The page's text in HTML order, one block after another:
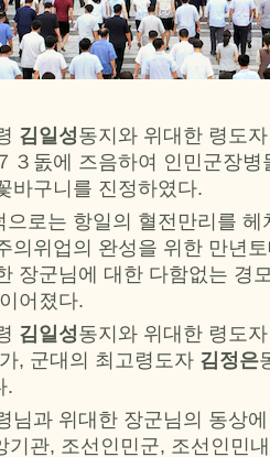
김일성동지와 위대한 령도
３돐에 즈음하여 인민군장
바구니를 진정하였다.
으로는 항일의 혈전만리를
의위업의 완성을 위한 만년
장군님에 대한 다함없는 경
어졌다.
김일성동지와 위대한 령도
, 군대의 최고령도자 김정은
.
님과 위대한 장군님의 동상
기관, 조선인민군, 조선인민